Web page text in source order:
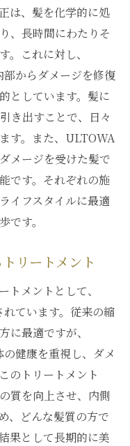
は、髪を化学的に処
、長時間にわたりそ
。これに対し、
からダメージを修復
としています。髪に
き出すことで、日々
す。また、ULTOWA
メージを受けた髪で
です。それぞれの施
イフスタイルに最適
です。
リートメント
トメントとして、
ています。従来の縮
に最適ですが、
健康を重視し、ダメ
のトリートメント
質を向上させ、内側
、どんな髪質の方で
果として長期的に美